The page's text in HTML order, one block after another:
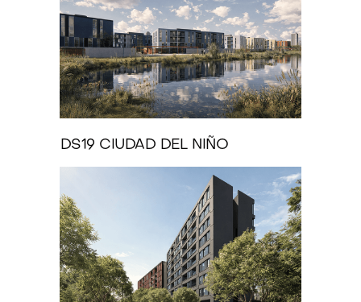
DS19 CIUDAD DEL NIÑO